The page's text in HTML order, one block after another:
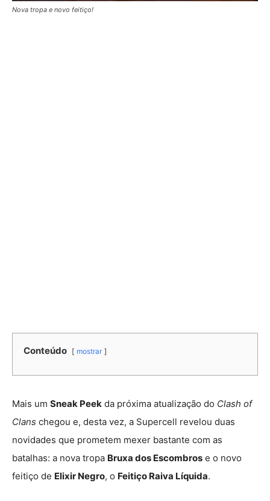
Nova tropa e novo feitiço!
Conteúdo mostrar
Mais um Sneak Peek da próxima atualização do Clash of
Clans chegou e, desta vez, a Supercell revelou duas
novidades que prometem mexer bastante com as
batalhas: a nova tropa Bruxa dos Escombros e o novo
feitiço de Elixir Negro, o Feitiço Raiva Líquida.